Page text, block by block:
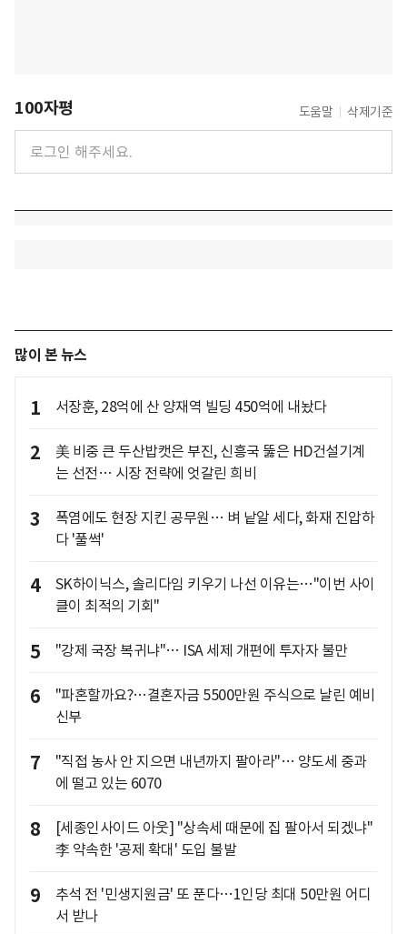
100자평 도움말 삭제기준
많이 본 뉴스
1 서장훈, 28억에 산 양재역 빌딩 450억에 내놨다
2
美 비중 큰 두산밥캣은 부진, 신흥국 뚫은 HD건설기계
는 선전… 시장 전략에 엇갈린 희비
3
폭염에도 현장 지킨 공무원… 벼 낱알 세다, 화재 진압하
다 '풀썩'
4
SK하이닉스, 솔리다임 키우기 나선 이유는…"이번 사이
클이 최적의 기회"
5 "강제 국장 복귀냐"… ISA 세제 개편에 투자자 불만
6
"파혼할까요?…결혼자금 5500만원 주식으로 날린 예비
신부
7
"직접 농사 안 지으면 내년까지 팔아라"… 양도세 중과
에 떨고 있는 6070
8
[세종인사이드 아웃] "상속세 때문에 집 팔아서 되겠냐"
李 약속한 '공제 확대' 도입 불발
9
추석 전 '민생지원금' 또 푼다…1인당 최대 50만원 어디
서 받나